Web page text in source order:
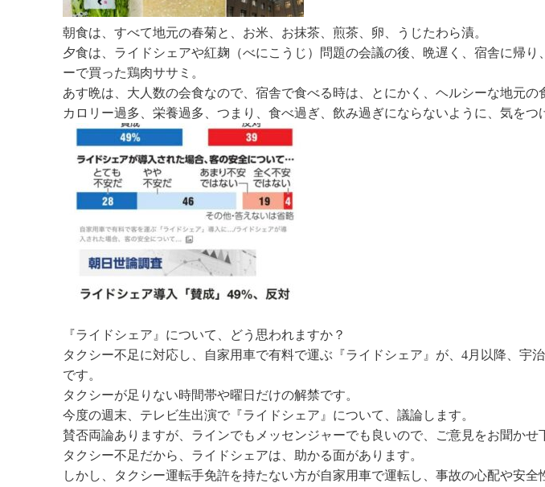
朝食は、すべて地元の春菊と、お米、お抹茶、煎茶、卵、うじたわら漬。
夕食は、ライドシェアや紅麹（べにこうじ）問題の会議の後、晩遅く、宿舎に帰
ーで買った鶏肉ササミ。
あす晩は、大人数の会食なので、宿舎で食べる時は、とにかく、ヘルシーな地元の
カロリー過多、栄養過多、つまり、食べ過ぎ、飲み過ぎにならないように、気をつ
『ライドシェア』について、どう思われますか？
タクシー不足に対応し、自家用車で有料で運ぶ『ライドシェア』が、4月以降、宇
です。
タクシーが足りない時間帯や曜日だけの解禁です。
今度の週末、テレビ生出演で『ライドシェア』について、議論します。
賛否両論ありますが、ラインでもメッセンジャーでも良いので、ご意見をお聞かせ
タクシー不足だから、ライドシェアは、助かる面があります。
しかし、タクシー運転手免許を持たない方が自家用車で運転し、事故の心配や安全